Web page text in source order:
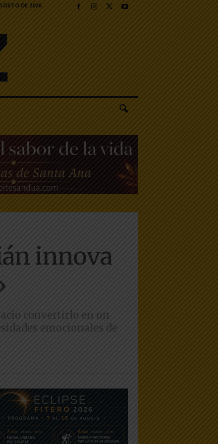
DE 2026
innova
convertirlo en un
emocionales de